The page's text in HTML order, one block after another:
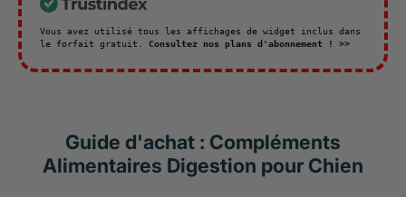
Vous avez utilisé tous les affichages de widget inclus dans
le forfait gratuit. Consultez nos plans d'abonnement ! >>
Guide d'achat : Compléments
Alimentaires Digestion pour Chien